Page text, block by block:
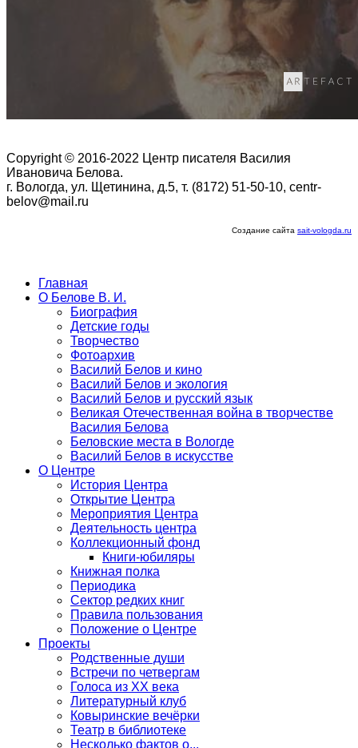
Copyright © 2016-2022 Центр писателя Василия
Ивановича Белова.
г. Вологда, ул. Щетинина, д.5, т. (8172) 51-50-10, centr-
belov@mail.ru
Создание сайта sait-vologda.ru
Главная
О Белове В. И.
Биография
Детские годы
Творчество
Фотоархив
Василий Белов и кино
Василий Белов и экология
Василий Белов и русский язык
Великая Отечественная война в творчестве
Василия Белова
Беловские места в Вологде
Василий Белов в искусстве
О Центре
История Центра
Открытие Центра
Мероприятия Центра
Деятельность центра
Коллекционный фонд
Книги-юбиляры
Книжная полка
Периодика
Сектор редких книг
Правила пользования
Положение о Центре
Проекты
Родственные души
Встречи по четвергам
Голоса из ХХ века
Литературный клуб
Ковыринские вечёрки
Театр в библиотеке
Несколько фактов о...